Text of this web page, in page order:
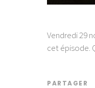
Vendredi 29
cet épisode.
PARTAGER